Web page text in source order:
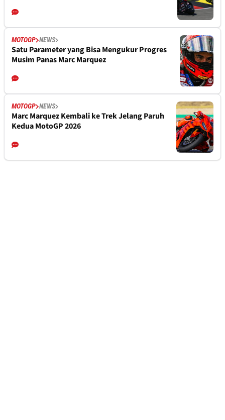
MOTOGP NEWS
Satu Parameter yang Bisa Mengukur Progres
Musim Panas Marc Marquez
MOTOGP NEWS
Marc Marquez Kembali ke Trek Jelang Paruh
Kedua MotoGP 2026